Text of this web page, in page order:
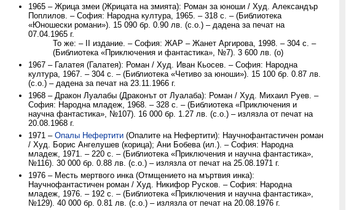
1965 – Жрица змеи (Жрицата на змията): Роман за юноши / Худ. Александър
Поплилов. – София: Народна култура, 1965. – 318 с. – (Библиотека
«Юношески романи»). 15 090 бр. 0.90 лв. (с.о.) – дадена за печат на
07.04.1965 г.
То же: – II издание. – София: ЖАР – Жанет Аргирова, 1998. – 304 с. –
(Библиотека «Приключения и фантастика», №7). 3 600 лв. (о)
1967 – Галатея (Галатея): Роман / Худ. Иван Кьосев. – София: Народна
култура, 1967. – 304 с. – (Библиотека «Четиво за юноши»). 15 100 бр. 0.87 лв.
(с.о.) – дадена за печат на 23.11.1966 г.
1968 – Дракон Луалабы (Драконът от Луалаба): Роман / Худ. Михаил Руев. –
София: Народна младеж, 1968. – 328 с. – (Библиотека «Приключения и
научна фантастика», №107). 16 000 бр. 1.27 лв. (с.о.) – излязла от печат на
20.08.1968 г.
1971 – Опалы Нефертити (Опалите на Нефертити): Научнофантастичен роман
/ Худ. Борис Ангелушев (корица); Ани Бобева (ил.). – София: Народна
младеж, 1971. – 220 с. – (Библиотека «Приключения и научна фантастика»,
№116). 30 000 бр. 0.88 лв. (с.о.) – излязла от печат на 25.08.1971 г.
1976 – Месть мертвого инка (Отмщението на мъртвия инка):
Научнофантастичен роман / Худ. Никифор Русков. – София: Народна
младеж, 1976. – 192 с. – (Библиотека «Приключения и научна фантастика»,
№129). 40 000 бр. 0.81 лв. (с.о.) – излязла от печат на 20.08.1976 г.